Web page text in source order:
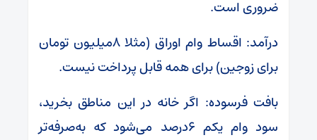
ضروری است.
درآمد: اقساط وام اوراق (مثلا ۸میلیون تومان
برای زوجین) برای همه قابل پرداخت نیست.
بافت فرسوده: اگر خانه در این مناطق بخرید،
سود وام یکم ۶درصد می‌شود که به‌صرفه‌تر